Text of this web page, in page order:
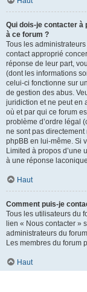
Qui dois-je contacter à
à ce forum ?
Tous les
contact approprié
réponse de leur part,
(dont les informations
celui-ci fonctionne sur
de gestion des abus.
juridiction et ne peut en
où et par qui ce forum
problème d’ordre légal
ne sont pas
phpBB en lui-même. Si
Limited à propos d’une
à une réponse
Haut
Comment puis-je
Tous les utilisateurs du
lien « Nous contacter »
administrateurs du
Les membres du forum
Haut